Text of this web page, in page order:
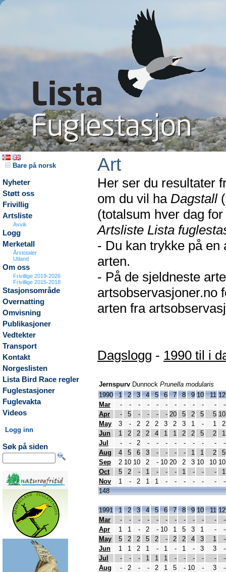
Bare på norsk
Nyheter
Støtt oss
Frivillig
Artsliste
Avvik
Logg
Merketall
Årstotaler
Utland
Om oss
Frivillige 2019-2026
Frivillige 2015-2018
Stasjonsområde
Overnatting
Omvisning
Publikasjoner
Vedtekter
Transport
Kontakt
Norgeslisten
Lista Bird Race regler
Fuglestasjoner
Fuglevakta
Videos
Logg inn
Søk på siden
Art
Her ser du resultater
om du vil ha Dagstall
(totalsum hver dag
Artsliste Lista
- Du kan trykke på en
arten.
- På de sjeldneste
artsobservasjoner.no
arten fra
Dagslogg - 1990 til i
Jernspurv Dunnock Prunella modularis
1990
1 2 3 4 5 6 7 8 9 10 11 12
Mar
- - - - - - - - - - -
-
Apr
- 5 - - - - 20 5 2 5 5 10
May
3 - 2 2 2 3 2 3 1 - 1
2
Jun
1 2 2 2 4 1 1 2 2 5 2
1
Jul
- - 2 - - - - - - - -
-
Aug
4 5 6 3 - - - - 1 1 2
5
Sep
2 10 10 2 - 10 20 2 3 10 10 10
Oct
5 2 - 1 - - - 1 - - -
1
Nov
1 - 2 1 1 - - - - - -
-
148
1991 1 2 3 4 5 6 7 8 9 10 11 12
Mar
- - - - - - - - - - -
-
Apr
1 1 - 2 - 10 1 5 3 1 -
-
May
5 2 2 5 2 - 2 2 4 3 1
-
Jun
1 1 2 1 - 1 - 1 - 3 3
-
Jul
- - - 1 1 1 - - - - -
-
Aug
- 2 - - 2 1 5 - 10 - 3
-